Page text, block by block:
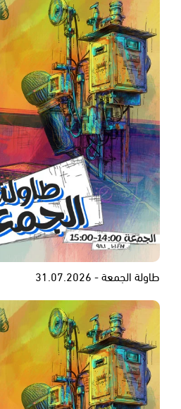
طاولة الجمعة - 31.07.2026